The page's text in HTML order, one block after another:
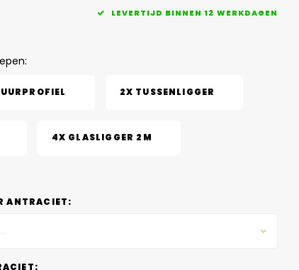
LEVERTIJD BINNEN 12 WERKDAGEN
2X TUSSENLIGGER
4X GLASLIGGER 2M
ANTRACIET: